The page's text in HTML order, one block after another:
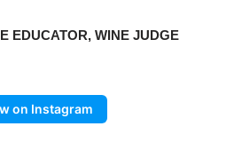
EDUCATOR, WINE JUDGE
on Instagram